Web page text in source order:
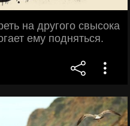
на другого свысока
ему подняться.